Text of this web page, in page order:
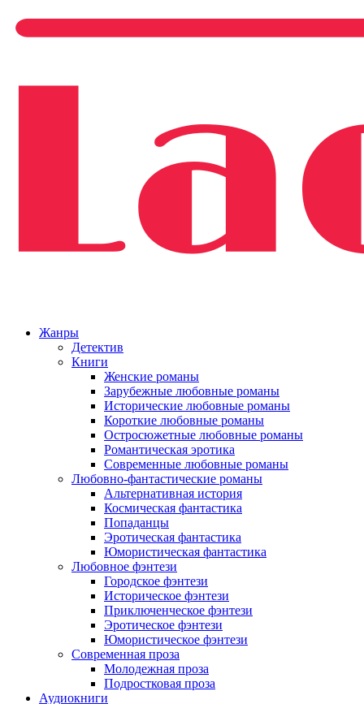
Жанры
Детектив
Книги
Женские романы
Зарубежные любовные романы
Исторические любовные романы
Короткие любовные романы
Остросюжетные любовные романы
Романтическая эротика
Современные любовные романы
Любовно-фантастические романы
Альтернативная история
Космическая фантастика
Попаданцы
Эротическая фантастика
Юмористическая фантастика
Любовное фэнтези
Городское фэнтези
Историческое фэнтези
Приключенческое фэнтези
Эротическое фэнтези
Юмористическое фэнтези
Современная проза
Молодежная проза
Подростковая проза
Аудиокниги